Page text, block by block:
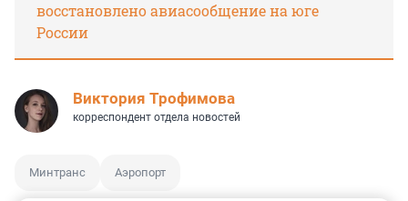
восстановлено авиасообщение на юге
России
Виктория Трофимова
корреспондент отдела новостей
Минтранс Аэропорт